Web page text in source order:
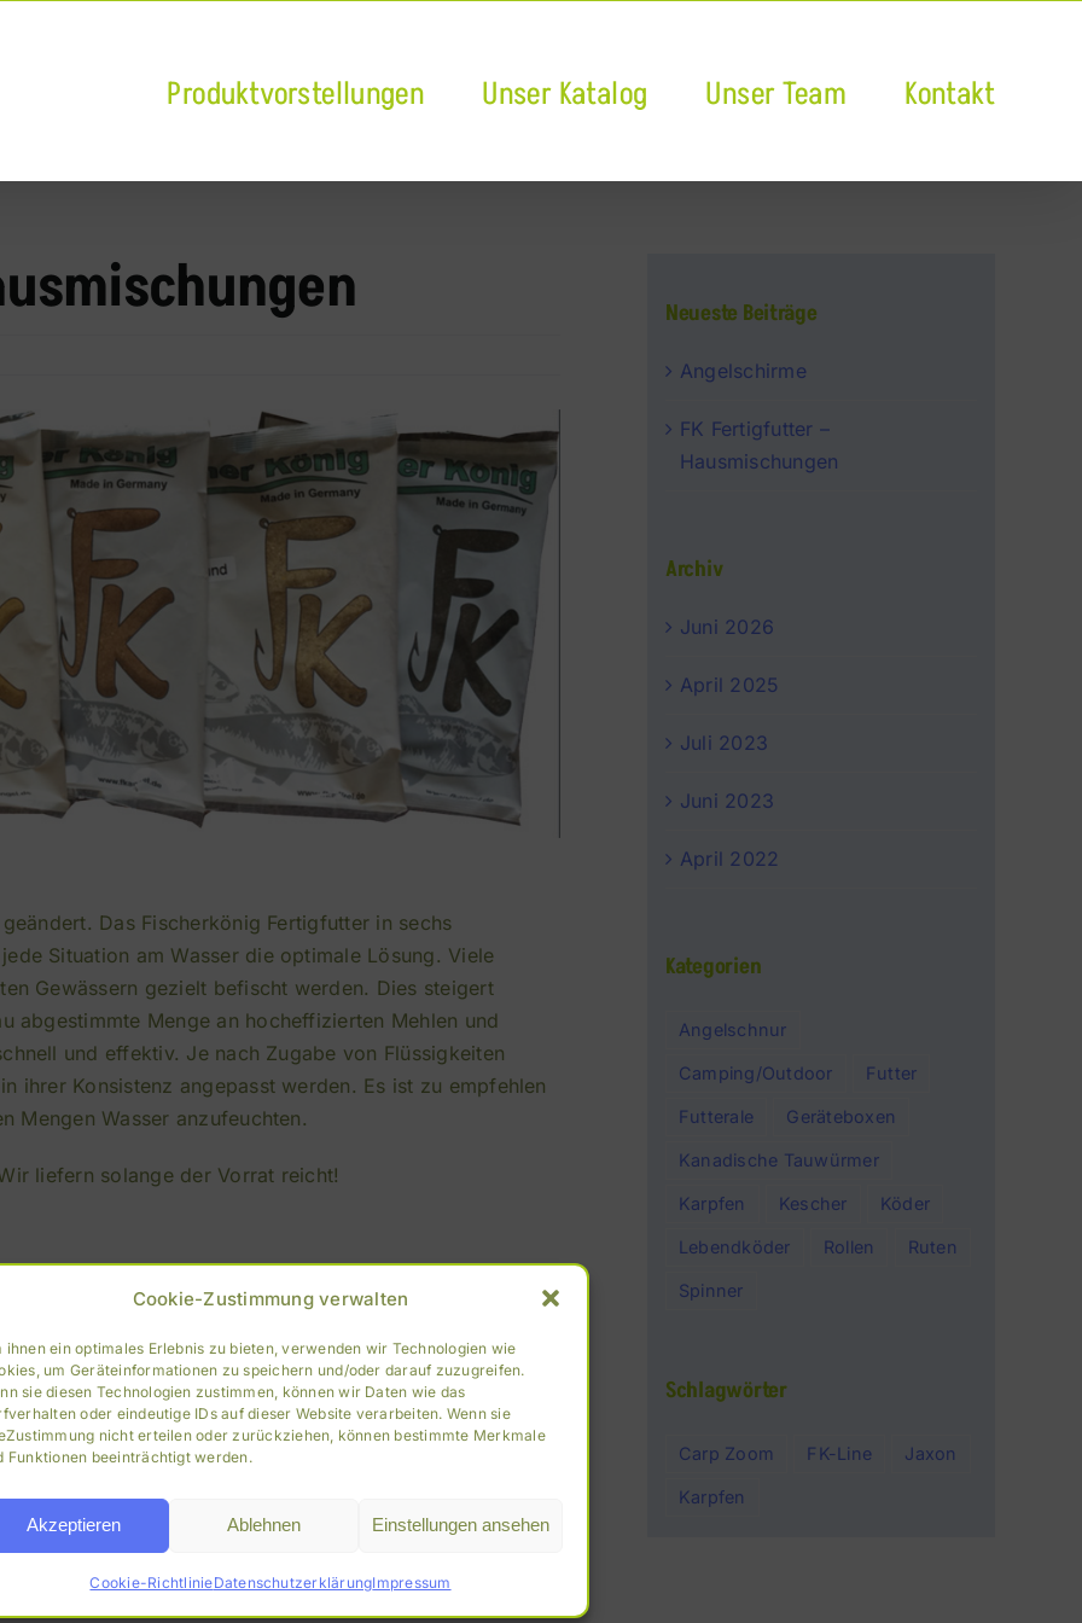
Cookie-Zustimmung verwalten
ihnen ein optimales Erlebnis zu bieten, verwenden wir Technologien wie
um Geräteinformationen zu speichern und/oder darauf zuzugreifen.
sie diesen Technologien zustimmen, können wir Daten wie das
oder eindeutige IDs auf dieser Website verarbeiten. Wenn sie
nicht erteilen oder zurückziehen, können bestimmte Merkmale
Funktionen beeinträchtigt werden.
Akzeptieren Ablehnen Einstellungen ansehen
Cookie-RichtlinieDatenschutzerklärungImpressum
Produktvorstellungen Unser Katalog Unser Team Kontakt
Das Fischerkönig Fertigfutter in sechs
Situation am Wasser die optimale Lösung. Viele
Gewässern gezielt befischt werden. Dies steigert
abgestimmte Menge an hocheffizierten Mehlen und
und effektiv. Je nach Zugabe von Flüssigkeiten
ihrer Konsistenz angepasst werden. Es ist zu empfehlen
Mengen Wasser anzufeuchten.
liefern solange der Vorrat reicht!
am Wasser eingesetzt werden. Das fruchtige
zu jeder Jahreszeit eingesetzt werden. Die Klebrigkeit
werden.
Neueste Beiträge
Angelschirme
FK Fertigfutter –
Hausmischungen
Archiv
Juni 2026
April 2025
Juli 2023
Juni 2023
April 2022
Kategorien
Angelschnur
Camping/Outdoor Futter
Futterale Geräteboxen
Kanadische Tauwürmer
Karpfen Kescher Köder
Lebendköder Rollen Ruten
Spinner
Schlagwörter
Carp Zoom FK-Line Jaxon
Karpfen